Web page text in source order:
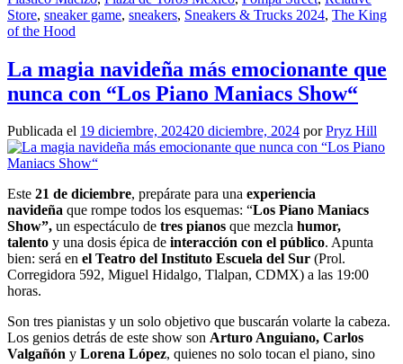
Store, sneaker game, sneakers, Sneakers & Trucks 2024, The King
of the Hood
La magia navideña más emocionante que
nunca con “Los Piano Maniacs Show“
Publicada el 19 diciembre, 202420 diciembre, 2024 porPryz Hill
Este 21 de diciembre, prepárate para una experiencia
navideña que rompe todos los esquemas: “Los Piano Maniacs
Show”, un espectáculo de tres pianos que mezcla humor,
talento y una dosis épica de interacción con el público. Apunta
bien: será en el Teatro del Instituto Escuela del Sur (Prol.
Corregidora 592, Miguel Hidalgo, Tlalpan, CDMX) a las 19:00
horas.
Son tres pianistas y un solo objetivo que buscarán volarte la cabeza.
Los genios detrás de este show son Arturo Anguiano, Carlos
Valgañón y Lorena López, quienes no solo tocan el piano, sino